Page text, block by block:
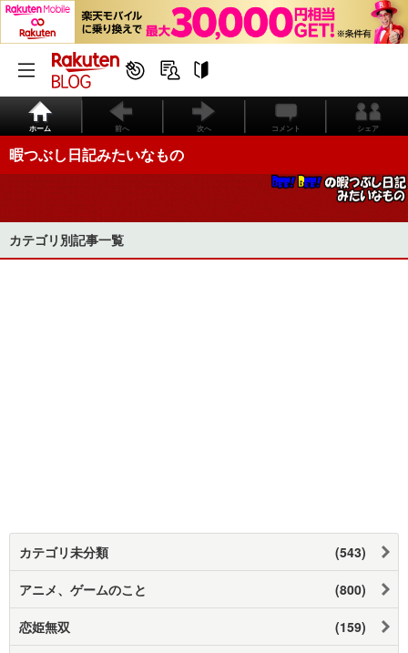
ホーム 前へ 次へ コメント シェア
暇つぶし日記みたいなもの
カテゴリ別記事一覧
カテゴリ未分類 (543)
アニメ、ゲームのこと (800)
恋姫無双 (159)